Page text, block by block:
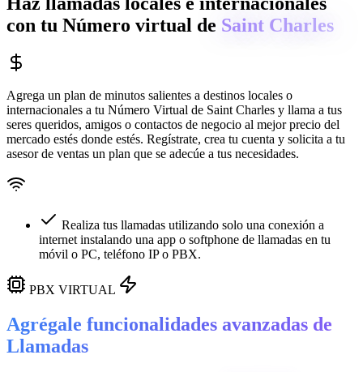
con tu Número virtual de Saint Charles
Agrega un plan de minutos salientes a destinos locales o
internacionales a tu Número Virtual de Saint Charles y llama a tus
seres queridos, amigos o contactos de negocio al mejor precio del
mercado estés donde estés. Regístrate, crea tu cuenta y solicita a tu
asesor de ventas un plan que se adecúe a tus necesidades.
Realiza tus llamadas utilizando solo una conexión a
internet instalando una app o softphone de llamadas en tu
móvil o PC, teléfono IP o PBX.
PBX VIRTUAL
Agrégale funcionalidades avanzadas de
Llamadas